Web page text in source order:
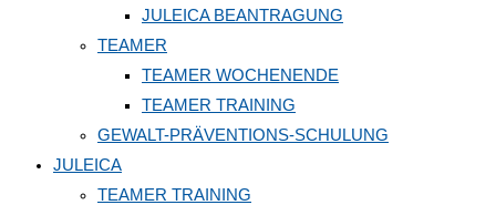
JULEICA BEANTRAGUNG
TEAMER
TEAMER WOCHENENDE
TEAMER TRAINING
GEWALT-PRÄVENTIONS-SCHULUNG
JULEICA
TEAMER TRAINING